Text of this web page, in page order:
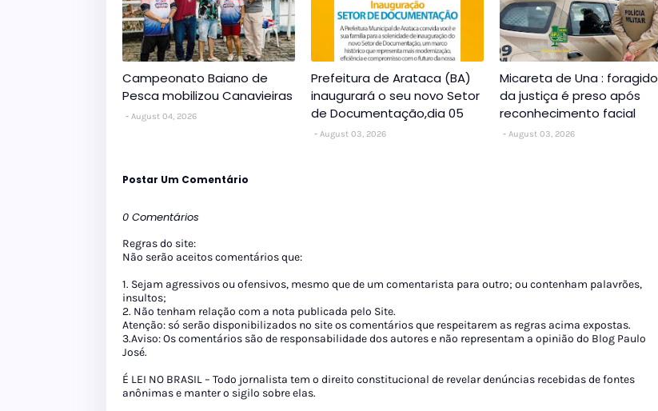
Campeonato Baiano de
Pesca mobilizou Canavieiras
August 04, 2026
Prefeitura de Arataca (BA)
inaugurará o seu novo Setor
de Documentação,dia 05
August 03, 2026
Micareta de Una : foragido
da justiça é preso após
reconhecimento facial
August 03, 2026
Postar Um Comentário
0 Comentários
Regras do site:
Não serão aceitos comentários que:
1. Sejam agressivos ou ofensivos, mesmo que de um comentarista para outro; ou contenham palavrões,
insultos;
2. Não tenham relação com a nota publicada pelo Site.
Atenção: só serão disponibilizados no site os comentários que respeitarem as regras acima expostas.
3.Aviso: Os comentários são de responsabilidade dos autores e não representam a opinião do Blog Paulo
José.
É LEI NO BRASIL – Todo jornalista tem o direito constitucional de revelar denúncias recebidas de fontes
anônimas e manter o sigilo sobre elas.